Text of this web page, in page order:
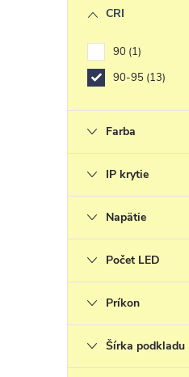
CRI
90 1
90-95 13
Farba
IP krytie
Napätie
Počet LED
Príkon
Šírka podkladu